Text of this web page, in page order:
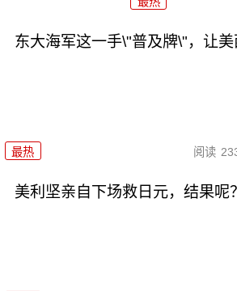
东大海军这一手\"普及牌\"，让美
最热 阅读
美利坚亲自下场救日元，结果呢